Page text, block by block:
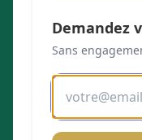
Demandez
Sans